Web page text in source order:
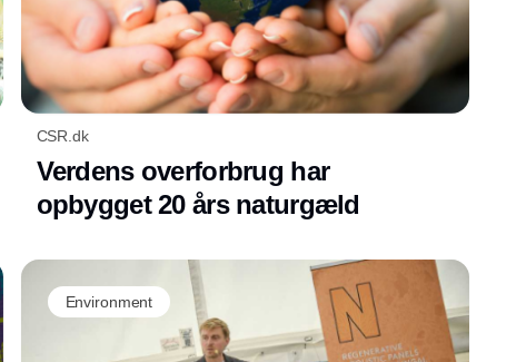
CSR.dk
Verdens overforbrug har
opbygget 20 års naturgæld
Environment